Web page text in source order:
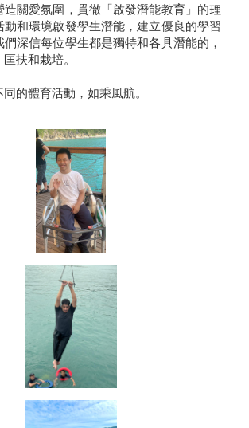
關愛氛圍，貫徹「啟發潛能教育」的理
和環境啟發學生潛能，建立優良的學習
深信每位學生都是獨特和各具潛能的，
扶和栽培。
的體育活動，如乘風航。